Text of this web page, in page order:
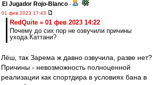
El Jugador Rojo-Blanco -
01 фев 2023 17:43
RedQuite » 01 фев 2023 14:22
Почему до сих пор не озвучили причины
ухода Каттани?
Лёш, так Зарема ж давно озвучила, разве нет?
Причины - невозможность полноценной
реализации как спортдира в условиях бана в